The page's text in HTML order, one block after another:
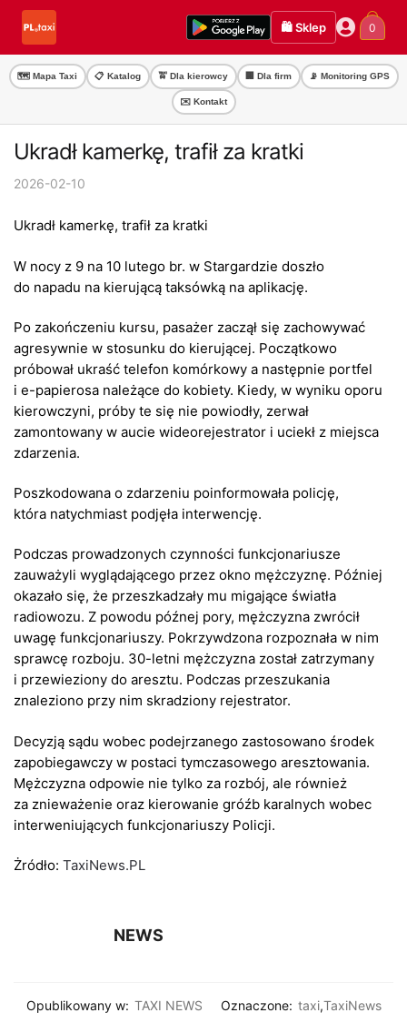
Przejdź
nawigacji
Przejdź
treści
🛍️ Sklep 0
🗺️ Mapa Taxi 📋 Katalog 🚖 Dla kierowcy 🏢 Dla firm 📡 Monitoring GPS
✉️ Kontakt
Ukradł kamerkę, trafił za kratki
2026-02-10
Ukradł kamerkę, trafił za kratki
W nocy z 9 na 10 lutego br. w Stargardzie doszło
do napadu na kierującą taksówką na aplikację.
Po zakończeniu kursu, pasażer zaczął się zachowywać
agresywnie w stosunku do kierującej. Początkowo
próbował ukraść telefon komórkowy a następnie portfel
i e-papierosa należące do kobiety. Kiedy, w wyniku oporu
kierowczyni, próby te się nie powiodły, zerwał
zamontowany w aucie wideorejestrator i uciekł z miejsca
zdarzenia.
Poszkodowana o zdarzeniu poinformowała policję,
która natychmiast podjęła interwencję.
Podczas prowadzonych czynności funkcjonariusze
zauważyli wyglądającego przez okno mężczyznę. Później
okazało się, że przeszkadzały mu migające światła
radiowozu. Z powodu późnej pory, mężczyzna zwrócił
uwagę funkcjonariuszy. Pokrzywdzona rozpoznała w nim
sprawcę rozboju. 30-letni mężczyzna został zatrzymany
i przewieziony do aresztu. Podczas przeszukania
znaleziono przy nim skradziony rejestrator.
Decyzją sądu wobec podejrzanego zastosowano środek
zapobiegawczy w postaci tymczasowego aresztowania.
Mężczyzna odpowie nie tylko za rozbój, ale również
za znieważenie oraz kierowanie gróźb karalnych wobec
interweniujących funkcjonariuszy Policji.
Żródło: TaxiNews.PL
NEWS
Opublikowany w: TAXI NEWS Oznaczone: taxi,TaxiNews